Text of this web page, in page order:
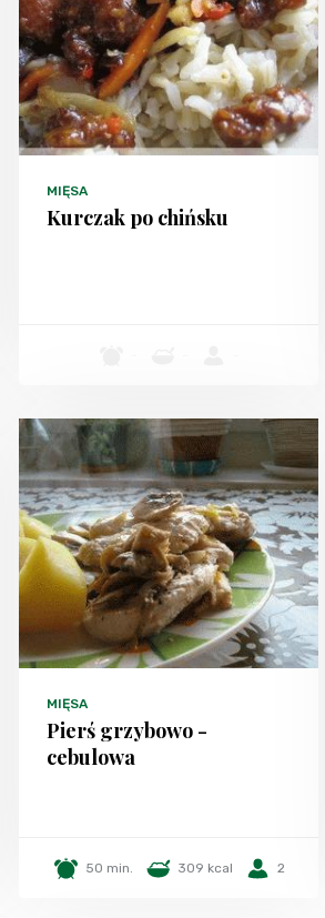
MIĘSA
Kurczak po chińsku
MIĘSA
Pierś grzybowo -
cebulowa
50 min. 309 kcal 2